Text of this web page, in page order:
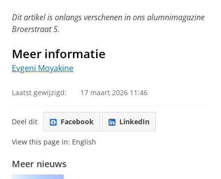
Dit artikel is onlangs verschenen in ons alumnimagazine
Broerstraat 5.
Meer informatie
Evgeni Moyakine
Laatst gewijzigd: 17 maart 2026 11:46
Deel dit Facebook LinkedIn
View this page in: English
Meer nieuws